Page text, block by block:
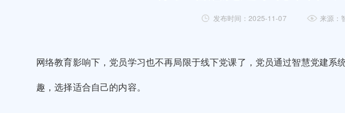
发布时间：2025-11-07 来源：
网络教育影响下，党员学习也不再局限于线下党课了，党员通过智慧党建
趣，选择适合自己的内容。